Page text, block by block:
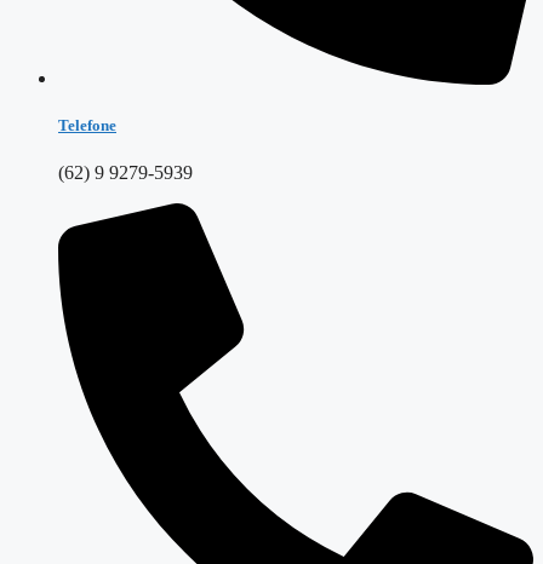
Telefone
(62) 9 9279-5939